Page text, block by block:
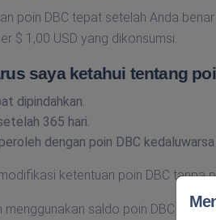
poin DBC tepat setelah Anda
$ 1,00 USD yang dikonsumsi.
saya ketahui tentang
dipindahkan.
365 hari.
dengan poin DBC
ketentuan poin DBC tanpa
menggunakan saldo poin DBC Anda.